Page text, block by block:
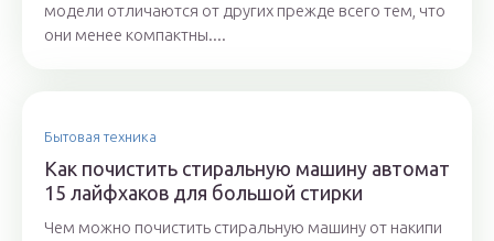
модели отличаются от других прежде всего тем, что
они менее компактны....
Бытовая техника
Как почистить стиральную машину автомат
15 лайфхаков для большой стирки
Чем можно почистить стиральную машину от накипи